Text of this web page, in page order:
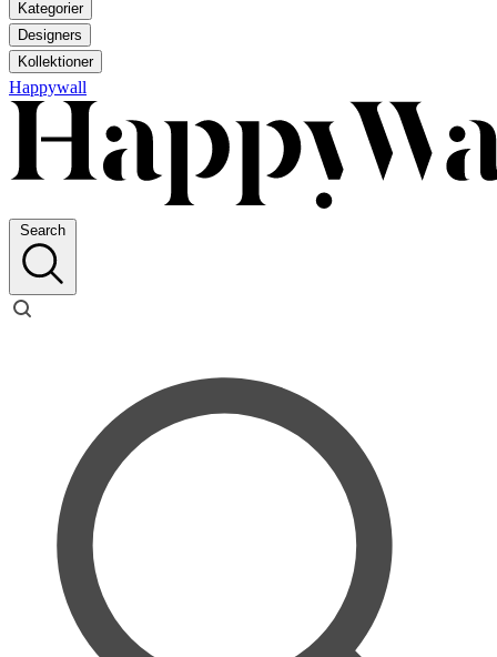
Kategorier
Designers
Kollektioner
Happywall
Search